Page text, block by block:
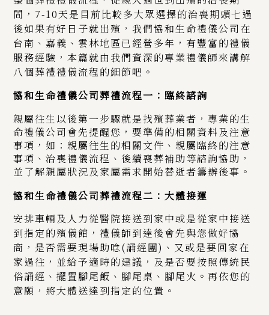
間，7-10天是目前比較多大眾選擇的治喪期頭七過
後如果有好日子就出殯，我們協和生命禮儀公司在
台南、嘉義、雲林地區已經營多年，有豐富的禮儀
服務經驗，本篇就由我們資深的專業禮儀師來講解
八個葬禮禮儀流程的細節吧。
協和生命禮儀公司葬禮流程一：臨終諮詢
親屬往生以後第一步驟就是找殯葬業者，專業的生
命禮儀公司會先提醒您，要準備的相關資料及注意
事項，如：親屬往生的相關文件、親屬臨終的注意
事項、治喪禮儀流程、後續喪葬補助等諮詢協助，
並了解親屬狀況及家屬需求開始替逝者籌辦後事。
協和生命禮儀公司葬禮流程二：大體接運
安排車輛及人力從醫院接送到家中或是從家中接送
到指定的殯儀館，禮儀師到達後會先與您做好協
商，是否需要現場助唸(誦經團)、又或是要回家在
家過往，並給予適時的建議，及是否要按照傳統民
俗誦經、擺置腳尾飯、腳尾桌、腳尾火。再依您的
意願，將大體送達到指定的位置。